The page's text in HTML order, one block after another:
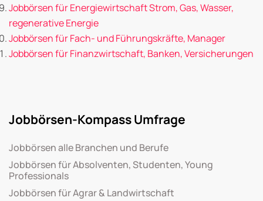
Jobbörsen für Energiewirtschaft Strom, Gas, Wasser,
regenerative Energie
Jobbörsen für Fach- und Führungskräfte, Manager
Jobbörsen für Finanzwirtschaft, Banken, Versicherungen
Jobbörsen-Kompass Umfrage
Jobbörsen alle Branchen und Berufe
Jobbörsen für Absolventen, Studenten, Young
Professionals
Jobbörsen für Agrar & Landwirtschaft